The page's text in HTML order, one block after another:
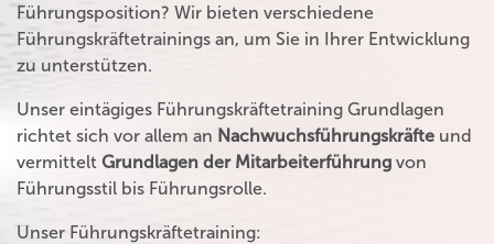
Führungsposition? Wir bieten verschiedene
Führungskräftetrainings an, um Sie in Ihrer Entwicklung
zu unterstützen.
Unser eintägiges Führungskräftetraining Grundlagen
richtet sich vor allem an Nachwuchsführungskräfte und
vermittelt Grundlagen der Mitarbeiterführung von
Führungsstil bis Führungsrolle.
Unser Führungskräftetraining: